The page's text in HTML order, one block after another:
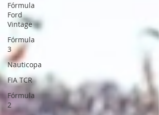
Fórmula
Ford
Vintage
Fórmula
3
Nauticopa
FIA TCR
Fórmula
2